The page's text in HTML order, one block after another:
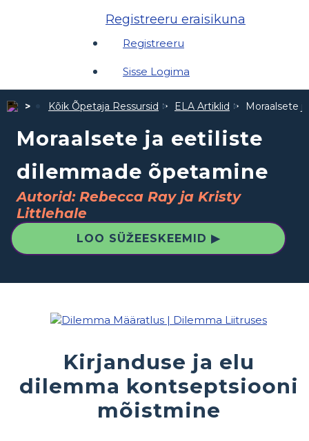
Registreeru eraisikuna
Registreeru
Sisse Logima
Kõik Õpetaja Ressursid ELA Artiklid Moraalsete
Moraalsete ja eetiliste
dilemmade õpetamine
Autorid: Rebecca Ray ja Kristy
Littlehale
LOO SÜŽEESKEEMID ▶
Kirjanduse ja elu
dilemma kontseptsiooni
mõistmine